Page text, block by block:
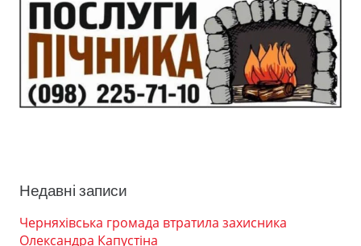
Недавні записи
Черняхівська громада втратила захисника
Олександра Капустіна